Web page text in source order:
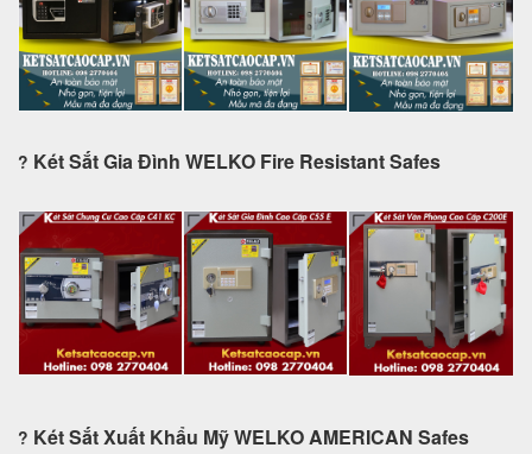
? Két Sắt Gia Đình WELKO Fire Resistant Safes
? Két Sắt Xuất Khẩu Mỹ WELKO AMERICAN Safes